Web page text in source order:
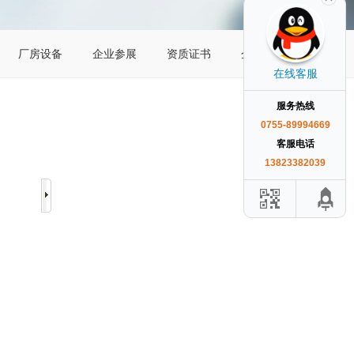
厂房设备 企业参展 资质证书
企业风采
在线客服
服务热线
0755-89994669
客服电话
13823382039